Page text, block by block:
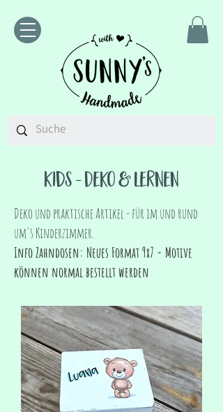
Kids - Deko & Lernen
Deko und praktische Artikel - für im und rund
um's Kinderzimmer.
Info Zahndosen: Neues Format 9x7 - Motive
können normal bestellt werden